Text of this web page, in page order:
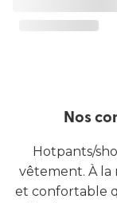
Nos
Hotpants/
vêtement. À
et confortable